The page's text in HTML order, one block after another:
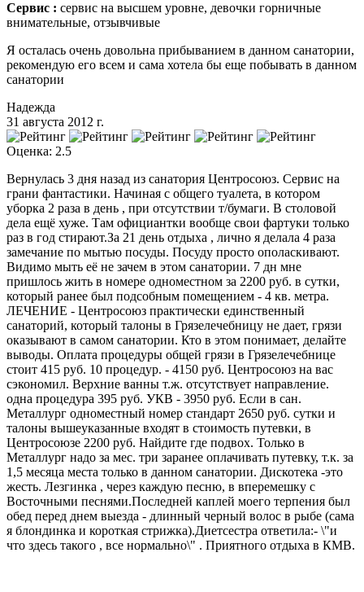
Сервис : сервис на высшем уровне, девочки горничные
внимательные, отзывчивые
Я осталась очень довольна прибыванием в данном санатории,
рекомендую его всем и сама хотела бы еще побывать в данном
санатории
Надежда
31 августа 2012 г.
Оценка: 2.5
Вернулась 3 дня назад из санатория Центросоюз. Сервис на
грани фантастики. Начиная с общего туалета, в котором
уборка 2 раза в день , при отсутствии т/бумаги. В столовой
дела ещё хуже. Там официантки вообще свои фартуки только
раз в год стирают.За 21 день отдыха , лично я делала 4 раза
замечание по мытью посуды. Посуду просто ополаскивают.
Видимо мыть её не зачем в этом санатории. 7 дн мне
пришлось жить в номере одноместном за 2200 руб. в сутки,
который ранее был подсобным помещением - 4 кв. метра.
ЛЕЧЕНИЕ - Центросоюз практически единственный
санаторий, который талоны в Грязелечебницу не дает, грязи
оказывают в самом санатории. Кто в этом понимает, делайте
выводы. Оплата процедуры общей грязи в Грязелечебнице
стоит 415 руб. 10 процедур. - 4150 руб. Центросоюз на вас
сэкономил. Верхние ванны т.ж. отсутствует направление.
одна процедура 395 руб. УКВ - 3950 руб. Если в сан.
Металлург одноместный номер стандарт 2650 руб. сутки и
талоны вышеуказанные входят в стоимость путевки, в
Центросоюзе 2200 руб. Найдите где подвох. Только в
Металлург надо за мес. три заранее оплачивать путевку, т.к. за
1,5 месяца места только в данном санатории. Дискотека -это
жесть. Лезгинка , через каждую песню, в вперемешку с
Восточными песнями.Последней каплей моего терпения был
обед перед днем выезда - длинный черный волос в рыбе (сама
я блондинка и короткая стрижка).Диетсестра ответила:- \"и
что здесь такого , все нормально\" . Приятного отдыха в КМВ.